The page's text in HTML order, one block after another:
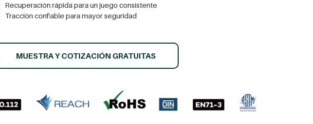
Recuperación rápida para un juego consistente
Tracción confiable para mayor seguridad
MUESTRA Y COTIZACIÓN GRATUITAS